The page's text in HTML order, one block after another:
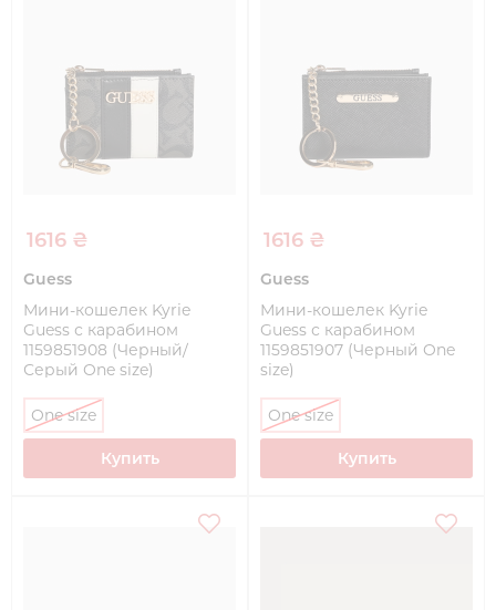
1616 ₴
Guess
Мини-кошелек Kyrie
Guess с карабином
1159851908 (Черный/
Серый One size)
One size
Купить
1616 ₴
Guess
Мини-кошелек Kyrie
Guess с карабином
1159851907 (Черный One
size)
One size
Купить